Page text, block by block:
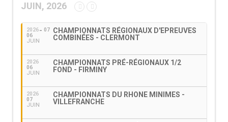
JUIN, 2026
2026
06
JUIN
07
CHAMPIONNATS RÉGIONAUX D'EPREUVES
COMBINÉES - CLERMONT
2026
06
JUIN
CHAMPIONNATS PRÉ-RÉGIONAUX 1/2
FOND - FIRMINY
2026
07
JUIN
CHAMPIONNATS DU RHONE MINIMES -
VILLEFRANCHE